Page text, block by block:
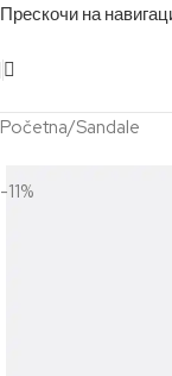
Прескочи на
Početna/Sandale
-11%